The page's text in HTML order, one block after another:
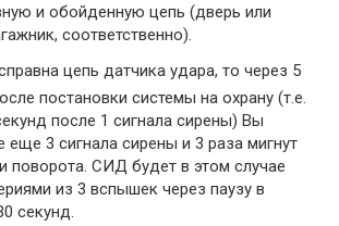
и обойденную цепь (дверь или
соответственно).
цепь датчика удара, то через 5
постановки системы на охрану (т.е.
после 1 сигнала сирены) Вы
еще 3 сигнала сирены и 3 раза мигнут
поворота. СИД будет в этом случае
из 3 вспышек через паузу в
секунд.